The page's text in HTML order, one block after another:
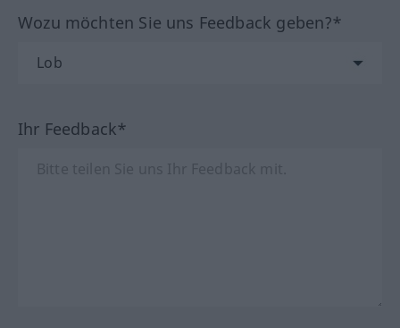
Wozu möchten Sie uns Feedback geben?*
Ihr Feedback*